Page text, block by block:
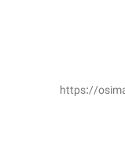
https://